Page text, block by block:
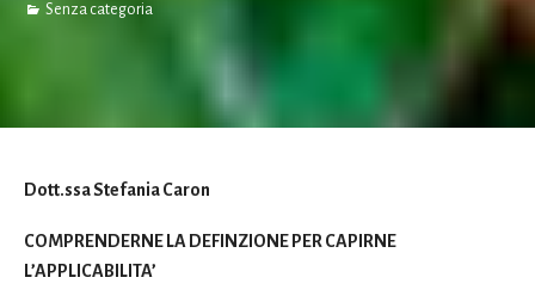
Senza categoria
Dott.ssa Stefania Caron
COMPRENDERNE LA DEFINZIONE PER CAPIRNE
L’APPLICABILITA’